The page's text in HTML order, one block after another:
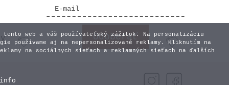
10,50 €
tento web a váš používateľský zážitok. Na personalizáciu
používame aj na nepersonalizované reklamy. Kliknutím na
na sociálnych sieťach a reklamných sieťach na ďalších